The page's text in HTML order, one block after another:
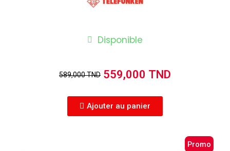
Disponible
589,000 TND 559,000 TND
Ajouter au panier
Promo